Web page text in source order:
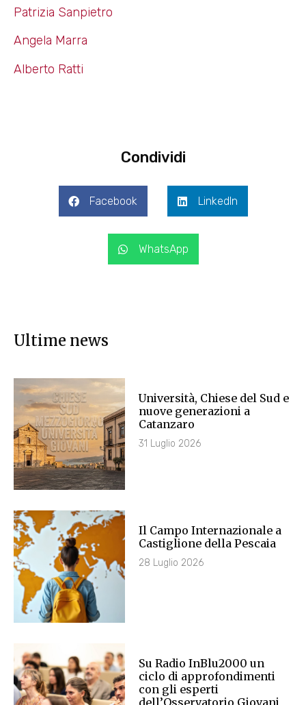
Patrizia Sanpietro
Angela Marra
Alberto Ratti
Condividi
Facebook LinkedIn
WhatsApp
Ultime news
Università, Chiese del Sud e
nuove generazioni a
Catanzaro
31 Luglio 2026
Il Campo Internazionale a
Castiglione della Pescaia
28 Luglio 2026
Su Radio InBlu2000 un
ciclo di approfondimenti
con gli esperti
dell’Osservatorio Giovani